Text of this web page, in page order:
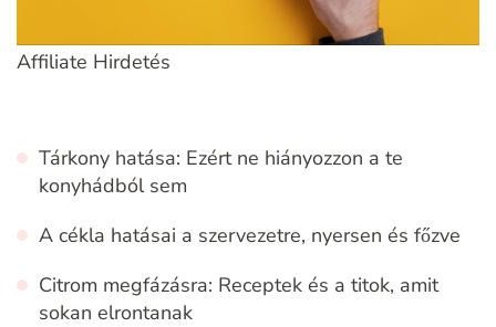
Affiliate Hirdetés
Tárkony hatása: Ezért ne hiányozzon a te
konyhádból sem
A cékla hatásai a szervezetre, nyersen és főzve
Citrom megfázásra: Receptek és a titok, amit
sokan elrontanak